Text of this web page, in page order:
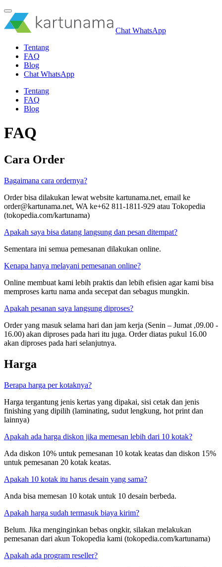
Chat WhatsApp
Tentang
FAQ
Blog
Chat WhatsApp
Tentang
FAQ
Blog
FAQ
Cara Order
Bagaimana cara ordernya?
Order bisa dilakukan lewat website kartunama.net, email ke
order@kartunama.net, WA ke+62 811-1811-929 atau Tokopedia
(tokopedia.com/kartunama)
Apakah saya bisa datang langsung dan pesan ditempat?
Sementara ini semua pemesanan dilakukan online.
Kenapa hanya melayani pemesanan online?
Online membuat kami lebih praktis dan lebih efisien agar kami bisa
memproses kartu nama anda secepat dan sebagus mungkin.
Apakah pesanan saya langsung diproses?
Order yang masuk selama hari dan jam kerja (Senin – Jumat ,09.00 -
16.00) akan diproses pada hari itu juga. Order diatas pukul 16.00
akan diproses pada hari selanjutnya.
Harga
Berapa harga per kotaknya?
Harga tergantung jenis kertas yang dipakai, sisi cetak dan jenis
finishing yang dipilih (laminating, sudut lengkung, hot print dan
lainnya)
Apakah ada harga diskon jika memesan lebih dari 10 kotak?
Ada diskon 10% untuk pemesanan 10 kotak keatas dan diskon 15%
untuk pemesanan 20 kotak keatas.
Apakah 10 kotak itu harus desain yang sama?
Anda bisa memesan 10 kotak untuk 10 desain berbeda.
Apakah harga sudah termasuk biaya kirim?
Belum. Jika menginginkan bebas ongkir, silakan melakukan
pemesanan dari akun Tokopedia kami (tokopedia.com/kartunama)
Apakah ada program reseller?